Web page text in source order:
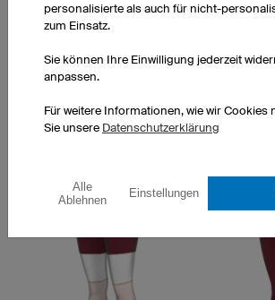
personalisierte als auch für nicht-
zum Einsatz.
Sie können Ihre Einwilligung jederzeit
anpassen.
Für weitere Informationen, wie wir Cookies
Sie unsere Datenschutzerklärung
Alle
Ablehnen
Einstellungen